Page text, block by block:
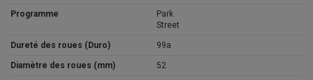
Programme
Park
Street
Dureté des roues (Duro) 99a
Diamètre des roues (mm) 52